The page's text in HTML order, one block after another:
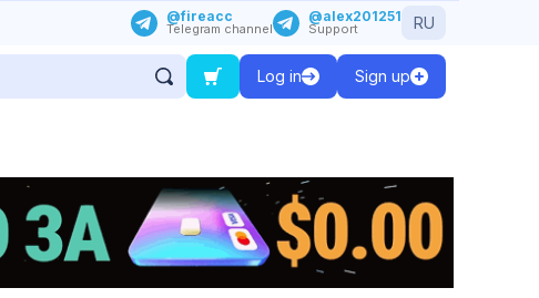
@fireacc
Telegram channel
@alex201251
Support RU
Log in Sign up